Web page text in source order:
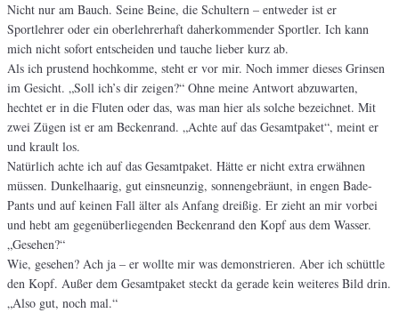
Nicht nur am Bauch. Seine Beine, die Schultern – entweder ist er
Sportlehrer oder ein oberlehrerhaft daherkommender Sportler. Ich kann
mich nicht sofort entscheiden und tauche lieber kurz ab.
Als ich prustend hochkomme, steht er vor mir. Noch immer dieses Grinsen
im Gesicht. „Soll ich’s dir zeigen?“ Ohne meine Antwort abzuwarten,
hechtet er in die Fluten oder das, was man hier als solche bezeichnet. Mit
zwei Zügen ist er am Beckenrand. „Achte auf das Gesamtpaket“, meint er
und krault los.
Natürlich achte ich auf das Gesamtpaket. Hätte er nicht extra erwähnen
müssen. Dunkelhaarig, gut einsneunzig, sonnengebräunt, in engen Bade-
Pants und auf keinen Fall älter als Anfang dreißig. Er zieht an mir vorbei
und hebt am gegenüberliegenden Beckenrand den Kopf aus dem Wasser.
„Gesehen?“
Wie, gesehen? Ach ja – er wollte mir was demonstrieren. Aber ich schüttle
den Kopf. Außer dem Gesamtpaket steckt da gerade kein weiteres Bild drin.
„Also gut, noch mal.“